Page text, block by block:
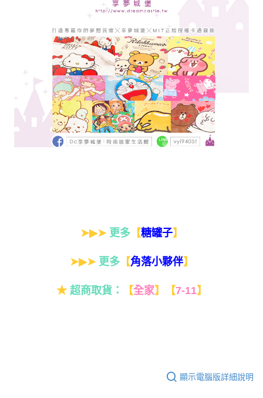
➤▶➤ 更多【糖罐子】
➤▶➤ 更多【角落小夥伴】
★ 超商取貨： 【全家】 【7-11】
顯示電腦版詳細說明